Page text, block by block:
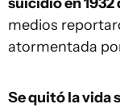
medios
atormentada
Se quitó la vida